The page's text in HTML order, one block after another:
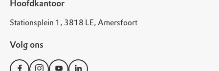
Hoofdkantoor
Stationsplein 1, 3818 LE, Amersfoort
Volg ons